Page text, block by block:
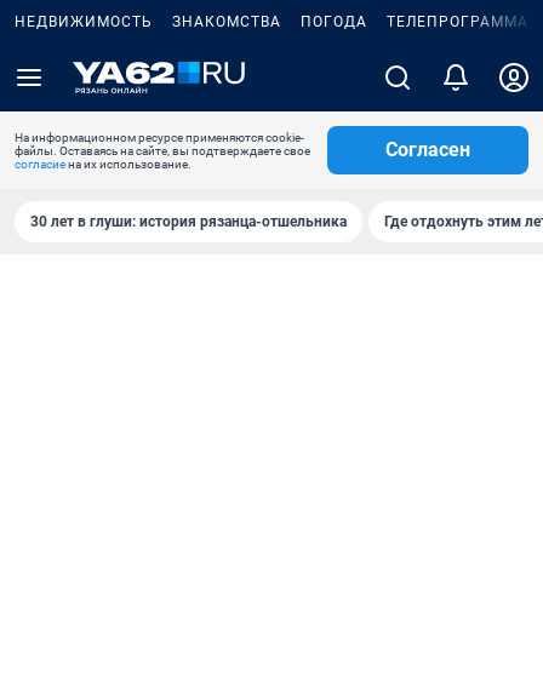
НЕДВИЖИМОСТЬ ЗНАКОМСТВА ПОГОДА ТЕЛЕПРОГРАММА
На информационном ресурсе применяются cookie-
файлы. Оставаясь на сайте, вы подтверждаете свое
согласиена их использование.
Согласен
30 лет в глуши: история рязанца-отшельника Где отдохнуть этим